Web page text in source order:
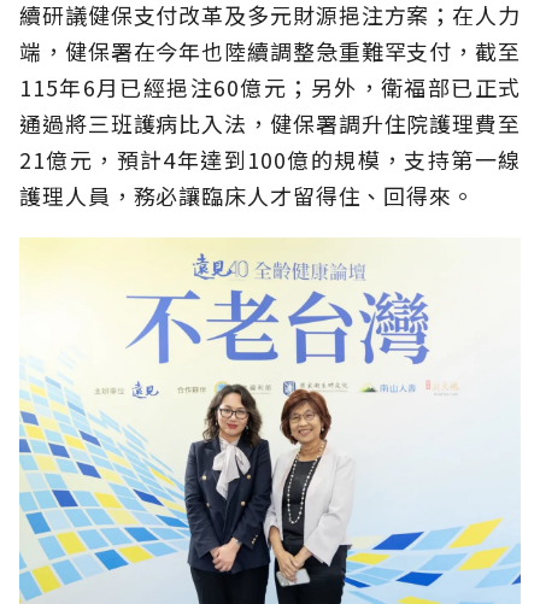
續研議健保支付改革及多元財源挹注方案；在人力
端，健保署在今年也陸續調整急重難罕支付，截至
115年6月已經挹注60億元；另外，衛福部已正式
通過將三班護病比入法，健保署調升住院護理費至
21億元，預計4年達到100億的規模，支持第一線
護理人員，務必讓臨床人才留得住、回得來。